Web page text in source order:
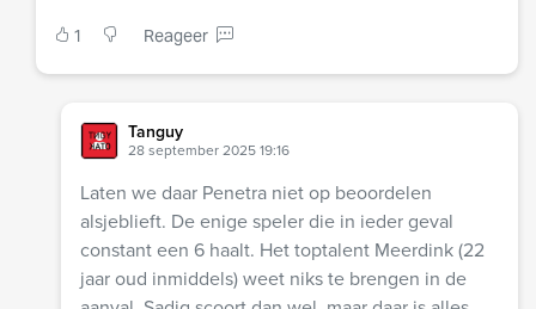
1 Reageer
Tanguy
28 september 2025 19:16
Laten we daar Penetra niet op beoordelen
alsjeblieft. De enige speler die in ieder geval
constant een 6 haalt. Het toptalent Meerdink (22
jaar oud inmiddels) weet niks te brengen in de